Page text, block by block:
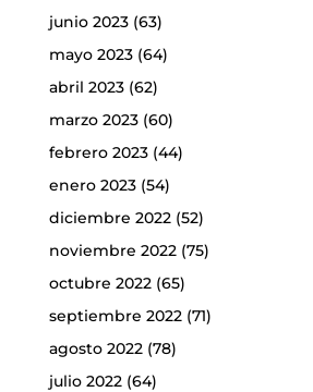
junio 2023(63)
mayo 2023(64)
abril 2023(62)
marzo 2023(60)
febrero 2023(44)
enero 2023(54)
diciembre 2022(52)
noviembre 2022(75)
octubre 2022(65)
septiembre 2022(71)
agosto 2022(78)
julio 2022(64)